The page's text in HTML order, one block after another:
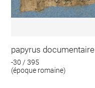
papyrus documentaire
-30 / 395
(époque romaine)